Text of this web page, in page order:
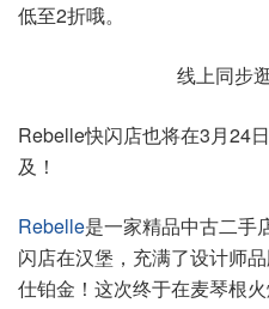
低至2折哦。
线上同步
Rebelle快闪店也将在3月24
及！
Rebelle是一家精品中古二手
闪店在汉堡，充满了设计师
仕铂金！这次终于在麦琴根火